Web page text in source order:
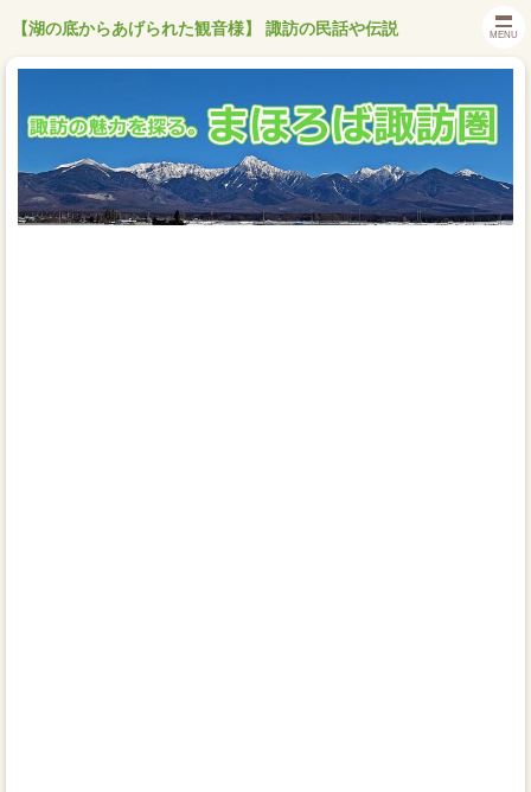
【湖の底からあげられた観音様】 諏訪の民話や伝説 MENU